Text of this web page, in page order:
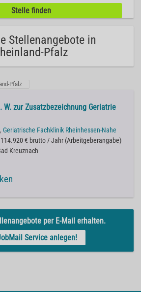
Stellenangebote in
Pfalz
Pfalz
W. zur Zusatzbezeichnung Geriatrie
Geriatrische Fachklinik Rheinhessen-Nahe
€ brutto / Jahr (Arbeitgeberangabe)
Kreuznach
per E-Mail erhalten.
Service anlegen!